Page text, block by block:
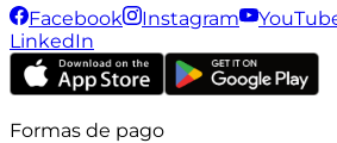
Facebook
Instagram
LinkedIn
Formas de pago